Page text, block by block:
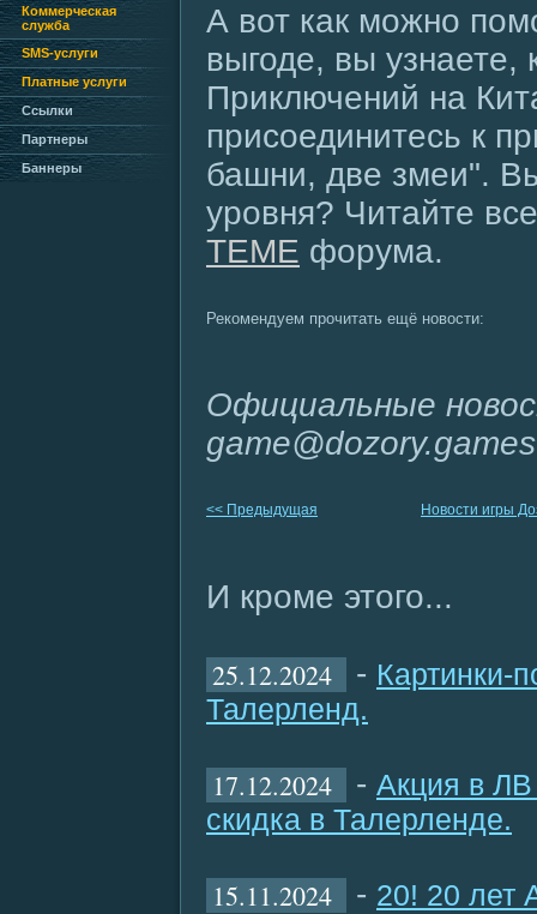
Коммерческая
служба
SMS-услуги
Платные услуги
Ссылки
Партнеры
Баннеры
А вот как можно
выгоде, вы узнаете,
Приключений на
присоединитесь к
башни, две змеи".
уровня? Читайте
ТЕМЕ форума.
Рекомендуем прочитать ещё новости:
Официальные
game@dozory.games
<< Предыдущая Новости игры
И кроме этого...
25.12.2024 - Картинки-
Талерленд.
17.12.2024 - Акция в
скидка в Талерленде.
15.11.2024 - 20! 20 лет